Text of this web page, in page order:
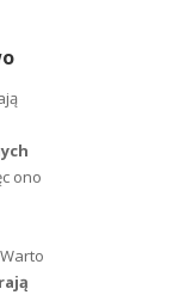
ono
Warto